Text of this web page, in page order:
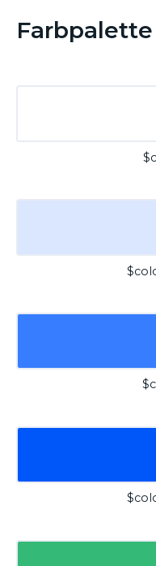
Farbpalette